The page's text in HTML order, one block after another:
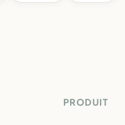
PRODUIT